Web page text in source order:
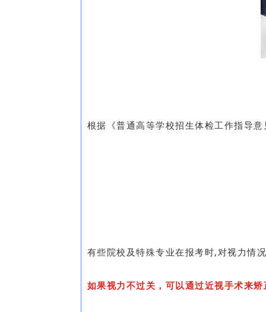
根据《普通高等学校招生体检工作指导
有些院校及特殊专业在报考时,对视力情
如果视力不过关，可以通过近视手术来